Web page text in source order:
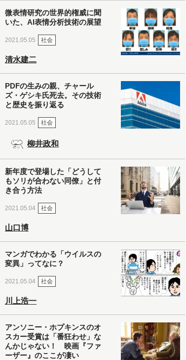
微表情研究の世界的権威に聞
いた、AI表情分析技術の展望
2021.05.05 社会
清水建二
PDFの生みの親、チャール
ズ・ゲシキ氏死去。その技術
と歴史を振り返る
2021.05.05 社会
柳井政和
新年度で登場した「どうして
もソリが合わない同僚」と付
き合う方法
2021.05.04 社会
山口博
マンガでわかる「ウイルスの
変異」ってなに？
2021.05.04 社会
川上浩一
アンソニー・ホプキンスのオ
スカー受賞は「番狂わせ」な
んかじゃない！ 映画『ファ
ーザー』のここが凄い